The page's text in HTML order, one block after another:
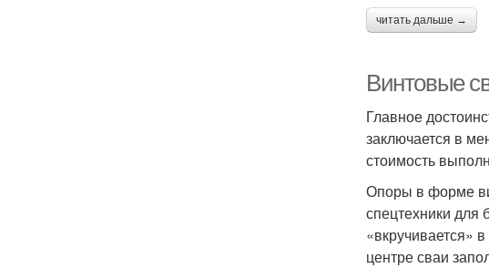
читать дальше →
Винтовые
Главное
заключается в
стоимость
Опоры в форме
спецтехники для
«вкручивается»
центре сваи